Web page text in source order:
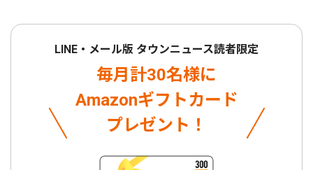
LINE・メール版 タウンニュース読者限定
毎月計30名様に
Amazonギフトカード
プレゼント！